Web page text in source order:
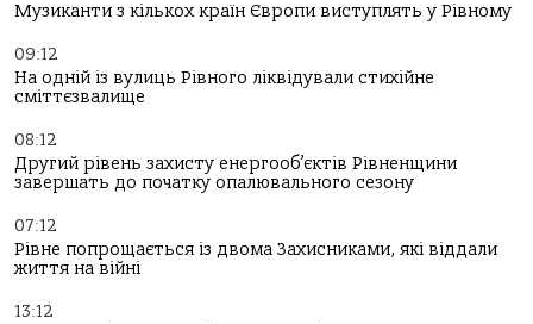
Музиканти з кількох країн Європи виступлять у Рівному
09:12
На одній із вулиць Рівного ліквідували стихійне
сміттєзвалище
08:12
Другий рівень захисту енергооб’єктів Рівненщини
завершать до початку опалювального сезону
07:12
Рівне попрощається із двома Захисниками, які віддали
життя на війні
13:12